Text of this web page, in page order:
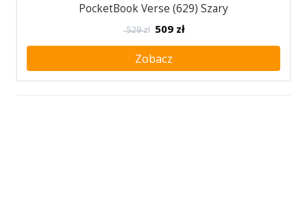
PocketBook Verse (629) Szary
529 zł 509 zł
Zobacz